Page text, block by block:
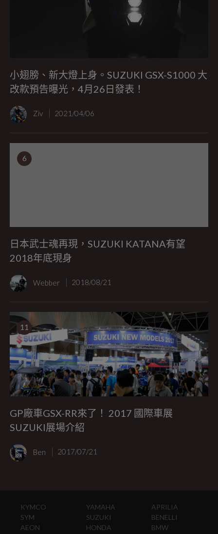
小翅膀、新大燈上身。SUZUKI GSX-S1000 大
改款預告曝光，4月26日發表！
Ziv 2021/04/06
6
日本武士魂再現，SUZUKI KATANA有望
2018年底現身
Webber 2018/08/21
11
GP廠車GSX-RR來了！ 2017 國際車展
SUZUKI展場介紹
Ben 2017/07/21
KYMCO
SYM
AEON
YAMAHA
SUZUKI
HONDA
APRILIA
BENELLI
BMW